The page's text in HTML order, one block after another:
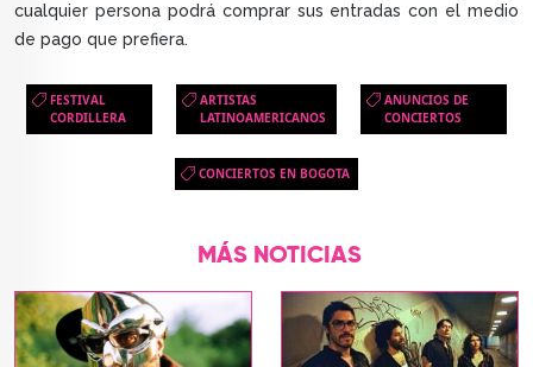
cualquier persona podrá comprar sus entradas con el medio
de pago que prefiera.
FESTIVAL
CORDILLERA
ARTISTAS
LATINOAMERICANOS
ANUNCIOS DE
CONCIERTOS
CONCIERTOS EN BOGOTA
MÁS NOTICIAS